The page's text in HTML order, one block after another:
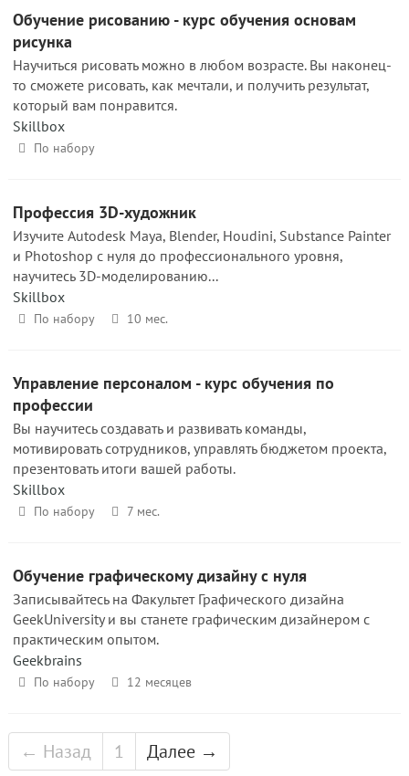
Обучение рисованию - курс обучения основам
рисунка
Научиться рисовать можно в любом возрасте. Вы наконец-
то сможете рисовать, как мечтали, и получить результат,
который вам понравится.
Skillbox
По набору
Профессия 3D-художник
Изучите Autodesk Maya, Blender, Houdini, Substance Painter
и Photoshop с нуля до профессионального уровня,
научитесь 3D-моделированию...
Skillbox
По набору 10 мес.
Управление персоналом - курс обучения по
профессии
Вы научитесь создавать и развивать команды,
мотивировать сотрудников, управлять бюджетом проекта,
презентовать итоги вашей работы.
Skillbox
По набору 7 мес.
Обучение графическому дизайну с нуля
Записывайтесь на Факультет Графического дизайна
GeekUniversity и вы станете графическим дизайнером с
практическим опытом.
Geekbrains
По набору 12 месяцев
← Назад 1 Далее →